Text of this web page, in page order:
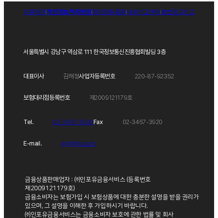
이용약관개인정보처리방침대리점등록증내부신고센터불법광고신고
서울특별시 강남구 역삼로 111 한국정보통신진흥협회빌딩 3층
대표이사 김해정사업자등록번호 220-87-92352
보험대리점등록번호 제2009121179호
Tel. 02-3467-3900Fax 02-3467-3920
E-mail. go@infis.co.kr
금융상품판매업자 : ㈜인포유금융서비스 (등록번호
제2009121179호)
금융소비자는 보험가입 시 보험상품에 대한 충분한 설명을 받을 권리가
있으며, 그 설명을 이해한 후 가입하시기 바랍니다.
㈜인포유금융서비스는 금융소비자 보호에 관한 법률 및 회사